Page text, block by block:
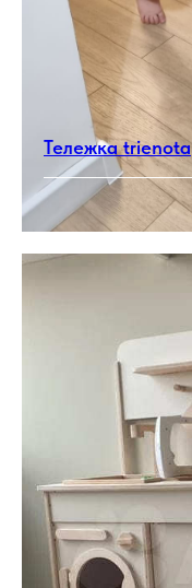
Тележка trienota